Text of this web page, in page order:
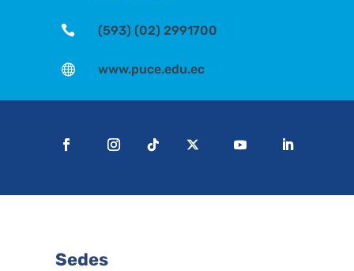
 (593) (02) 2991700
 www.puce.edu.ec
Sedes